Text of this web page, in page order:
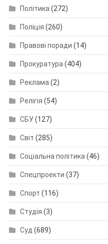
Політика(272)
Поліція (260)
Правові поради (14)
Прокуратура(404)
Реклама(2)
Релігія (54)
СБУ(127)
Світ (285)
Соціальна політика(46)
Спецпроекти (37)
Спорт (116)
Студія (3)
Суд (689)